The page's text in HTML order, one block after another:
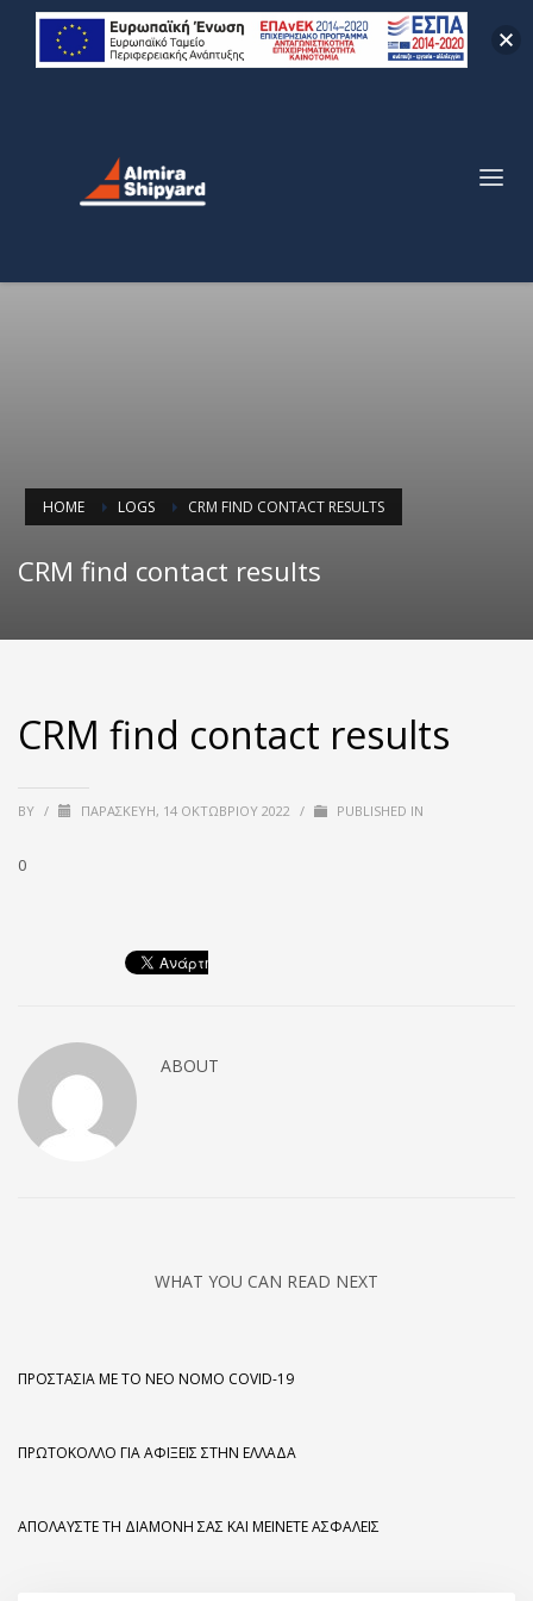
HOME LOGS CRM FIND CONTACT RESULTS
CRM find contact results
CRM find contact results
BY / ΠΑΡΑΣΚΕΥΉ, 14 ΟΚΤΩΒΡΊΟΥ 2022 / PUBLISHED IN
0
ABOUT
WHAT YOU CAN READ NEXT
ΠΡΟΣΤΑΣΊΑ ΜΕ ΤΟ ΝΈΟ ΝΌΜΟ COVID-19
ΠΡΩΤΌΚΟΛΛΟ ΓΙΑ ΑΦΊΞΕΙΣ ΣΤΗΝ ΕΛΛΆΔΑ
ΑΠΟΛΑΎΣΤΕ ΤΗ ΔΙΑΜΟΝΉ ΣΑΣ ΚΑΙ ΜΕΊΝΕΤΕ ΑΣΦΑΛΕΊΣ